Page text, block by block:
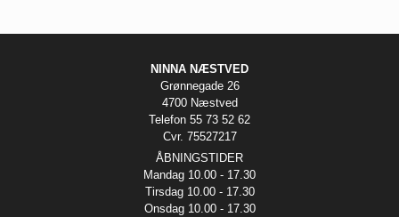
NINNA NÆSTVED
Grønnegade 26
4700 Næstved
Telefon 55 73 52 62
Cvr. 75527217
ÅBNINGSTIDER
Mandag 10.00 - 17.30
Tirsdag 10.00 - 17.30
Onsdag 10.00 - 17.30